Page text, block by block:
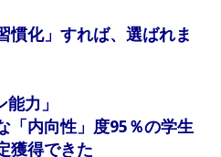
慣化」すれば、選ばれま
力」
「内向性」度95％の学生
獲得できた